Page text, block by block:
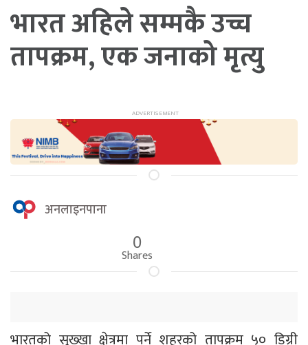
भारत अहिले सम्मकै उच्च
तापक्रम, एक जनाको मृत्यु
अनलाइनपाना
0
Shares
भारतको सुख्खा क्षेत्रमा पर्ने शहरको तापक्रम ५० डिग्री